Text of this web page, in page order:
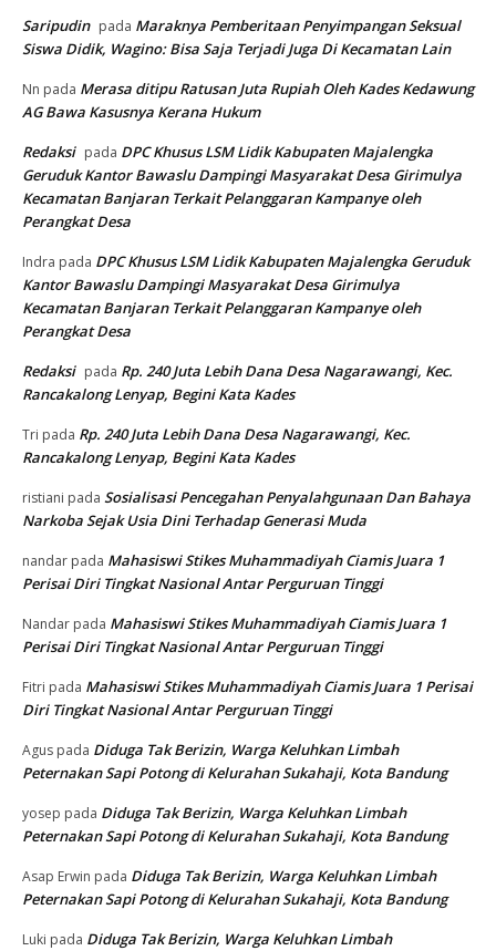
Saripudin pada Maraknya Pemberitaan Penyimpangan Seksual
Siswa Didik, Wagino: Bisa Saja Terjadi Juga Di Kecamatan Lain
Nn pada Merasa ditipu Ratusan Juta Rupiah Oleh Kades Kedawung
AG Bawa Kasusnya Kerana Hukum
Redaksi pada DPC Khusus LSM Lidik Kabupaten Majalengka
Geruduk Kantor Bawaslu Dampingi Masyarakat Desa Girimulya
Kecamatan Banjaran Terkait Pelanggaran Kampanye oleh
Perangkat Desa
Indra pada DPC Khusus LSM Lidik Kabupaten Majalengka Geruduk
Kantor Bawaslu Dampingi Masyarakat Desa Girimulya
Kecamatan Banjaran Terkait Pelanggaran Kampanye oleh
Perangkat Desa
Redaksi pada Rp. 240 Juta Lebih Dana Desa Nagarawangi, Kec.
Rancakalong Lenyap, Begini Kata Kades
Tri pada Rp. 240 Juta Lebih Dana Desa Nagarawangi, Kec.
Rancakalong Lenyap, Begini Kata Kades
ristiani pada Sosialisasi Pencegahan Penyalahgunaan Dan Bahaya
Narkoba Sejak Usia Dini Terhadap Generasi Muda
nandar pada Mahasiswi Stikes Muhammadiyah Ciamis Juara 1
Perisai Diri Tingkat Nasional Antar Perguruan Tinggi
Nandar pada Mahasiswi Stikes Muhammadiyah Ciamis Juara 1
Perisai Diri Tingkat Nasional Antar Perguruan Tinggi
Fitri pada Mahasiswi Stikes Muhammadiyah Ciamis Juara 1 Perisai
Diri Tingkat Nasional Antar Perguruan Tinggi
Agus pada Diduga Tak Berizin, Warga Keluhkan Limbah
Peternakan Sapi Potong di Kelurahan Sukahaji, Kota Bandung
yosep pada Diduga Tak Berizin, Warga Keluhkan Limbah
Peternakan Sapi Potong di Kelurahan Sukahaji, Kota Bandung
Asap Erwin pada Diduga Tak Berizin, Warga Keluhkan Limbah
Peternakan Sapi Potong di Kelurahan Sukahaji, Kota Bandung
Luki pada Diduga Tak Berizin, Warga Keluhkan Limbah